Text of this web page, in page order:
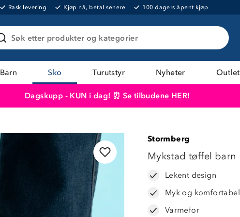
Rask levering Kjøp nå, betal senere 100 dagers åpent kjøp
Søk etter produkter og kategorier
Barn Sko Turutstyr Nyheter Outlet
Dagskupp - KUN i dag! ⏰ Se tilbudene HER!
Stormberg
Mykstad tøffel barn
Lekent design
Myk og komfortabel
Varmefor